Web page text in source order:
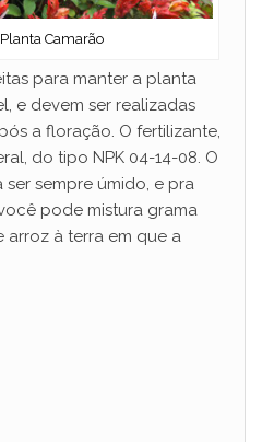
Camarão
para manter a planta
e devem ser realizadas
a floração. O fertilizante,
do tipo NPK 04-14-08. O
sempre úmido, e pra
pode mistura grama
arroz à terra em que a